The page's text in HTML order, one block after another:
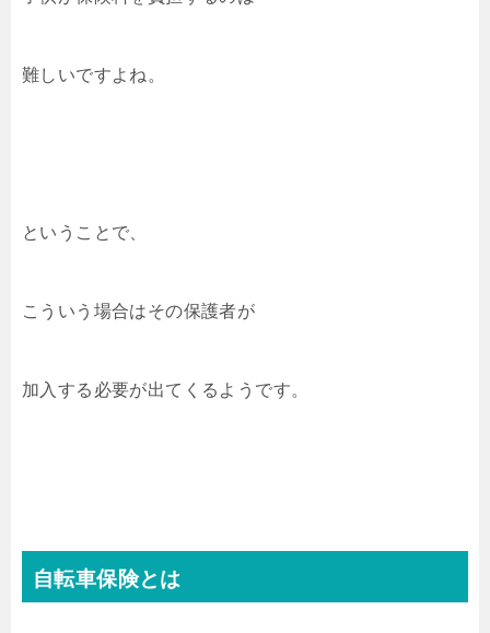
難しいですよね。
ということで、
こういう場合はその保護者が
加入する必要が出てくるようです。
自転車保険とは